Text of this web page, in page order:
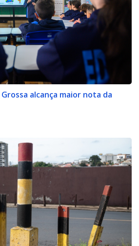
alcança maior nota da